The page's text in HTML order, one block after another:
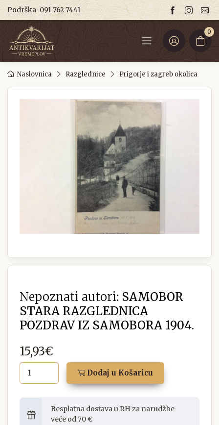
Podrška 091 762 7441
0
Naslovnica Razglednice Prigorje i zagreb okolica
Nepoznati autori: SAMOBOR
STARA RAZGLEDNICA
POZDRAV IZ SAMOBORA 1904.
15,93€
Dodaj u Košaricu
Besplatna dostava u RH za narudžbe
veće od 70 €